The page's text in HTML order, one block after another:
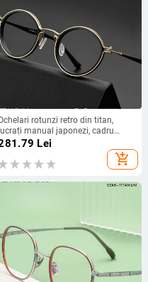
rotunzi retro din titan,
lucrați manual japonezi, cadru
ochelari de ochi vintage,
femei, design de marcă italiană de
superioară
Lei
add_shopping_cart